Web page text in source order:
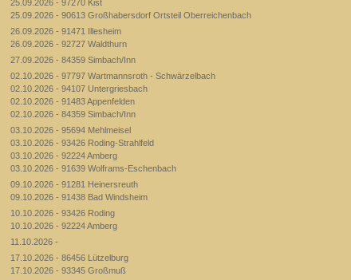
25.09.2026 - 97270 Kist
25.09.2026 - 90613 Großhabersdorf Ortsteil Oberreichenbach
26.09.2026 - 91471 Illesheim
26.09.2026 - 92727 Waldthurn
27.09.2026 - 84359 Simbach/Inn
02.10.2026 - 97797 Wartmannsroth - Schwärzelbach
02.10.2026 - 94107 Untergriesbach
02.10.2026 - 91483 Appenfelden
02.10.2026 - 84359 Simbach/Inn
03.10.2026 - 95694 Mehlmeisel
03.10.2026 - 93426 Roding-Strahlfeld
03.10.2026 - 92224 Amberg
03.10.2026 - 91639 Wolframs-Eschenbach
09.10.2026 - 91281 Heinersreuth
09.10.2026 - 91438 Bad Windsheim
10.10.2026 - 93426 Roding
10.10.2026 - 92224 Amberg
11.10.2026 -
17.10.2026 - 86456 Lützelburg
17.10.2026 - 93345 Großmuß